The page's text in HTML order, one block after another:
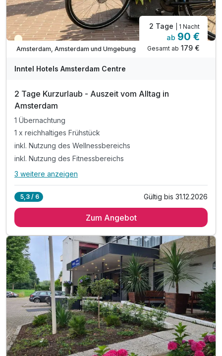
Teilweise ausgelastet
Amsterdam, Amsterdam und Umgebung
2 Tage | 1 Nacht
ab 90 €
Gesamt ab 179 €
Inntel Hotels Amsterdam Centre
2 Tage Kurzurlaub - Auszeit vom Alltag in
Amsterdam
1 Übernachtung
1 x reichhaltiges Frühstück
inkl. Nutzung des Wellnessbereichs
inkl. Nutzung des Fitnessbereichs
Alle Inklusivleistungen
1 x reichhaltiges Frühstück
inkl. Nutzung des Fitnessbereichs
1 x Welcome Drink
inkl. Stadtplan
inkl. WLAN Nutzung im Hotel
3 weitere anzeigen
5,3 / 6 Gültig bis 31.12.2026
Zum Angebot